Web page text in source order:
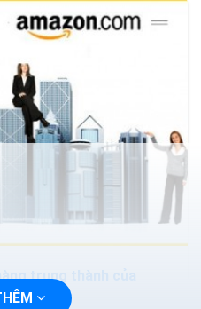
trung thành của